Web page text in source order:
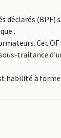
déclarés
.
Cet
traitance
habilité à